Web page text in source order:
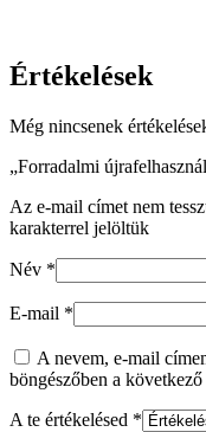
Értékelések
Még nincsenek
„Forradalmi
Az e-mail címet nem
karakterrel jelöltük
Név *
E-mail *
A nevem, e-mail
böngészőben a
A te értékelésed *